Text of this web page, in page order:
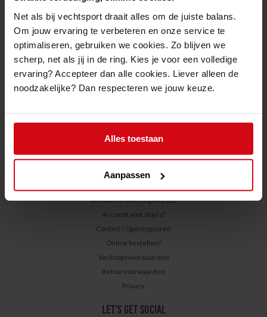
Net als bij vechtsport draait alles om de juiste balans.
Om jouw ervaring te verbeteren en onze service te
optimaliseren, gebruiken we cookies. Zo blijven we
scherp, net als jij in de ring. Kies je voor een volledige
ervaring? Accepteer dan alle cookies. Liever alleen de
noodzakelijke? Dan respecteren we jouw keuze.
Alles toestaan
Aanpassen
Cadeaubon online kopen?
Verwachte leveringen 2025
Account voor dojo's?
Contact / Openingsuren
Online bestellen?
Verkoopsvoorwaarden
Retourvoorwaarden
Privacy
LET'S GET SOCIAL